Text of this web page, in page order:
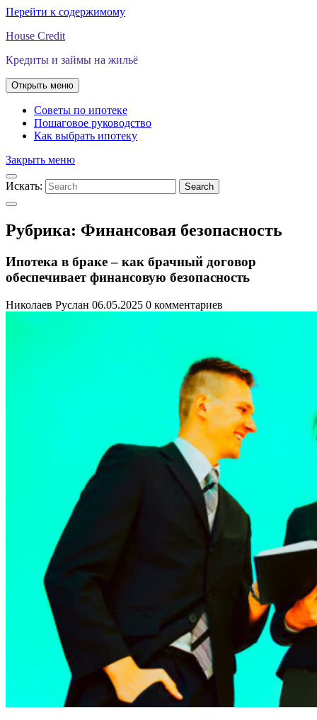
Перейти к содержимому
House Credit
Кредиты и займы на жильё
Открыть меню
Советы по ипотеке
Пошаговое руководство
Как выбрать ипотеку
Закрыть меню
Искать: Search
Рубрика: Финансовая безопасность
Ипотека в браке – как брачный договор
обеспечивает финансовую безопасность
Николаев Руслан 06.05.2025 0 комментариев